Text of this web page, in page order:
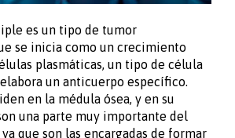
es un tipo de tumor
se inicia como un crecimiento
plasmáticas, un tipo de célula
un anticuerpo específico.
en la médula ósea, y en su
una parte muy importante del
que son las encargadas de formar